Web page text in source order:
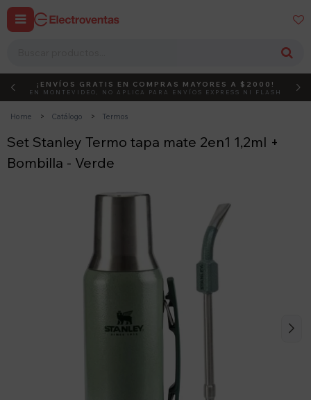
 
DEBUT ACTIVÁ EL CÓDIGO
¡ENVÍOS GRATIS EN COMPRAS MAYORES A $2000!
EN MONTEVIDEO, NO APLICA PARA ENVÍOS EXPRESS NI FLASH
Home Catálogo Termos
Set Stanley Termo tapa mate 2en1 1,2ml +
Bombilla - Verde